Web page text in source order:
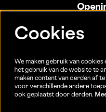
Sint-
Cookies
We maken gebruik van
het gebruik van de website te
maken content van derden af te
voor verschillende andere
ook geplaatst door derden.